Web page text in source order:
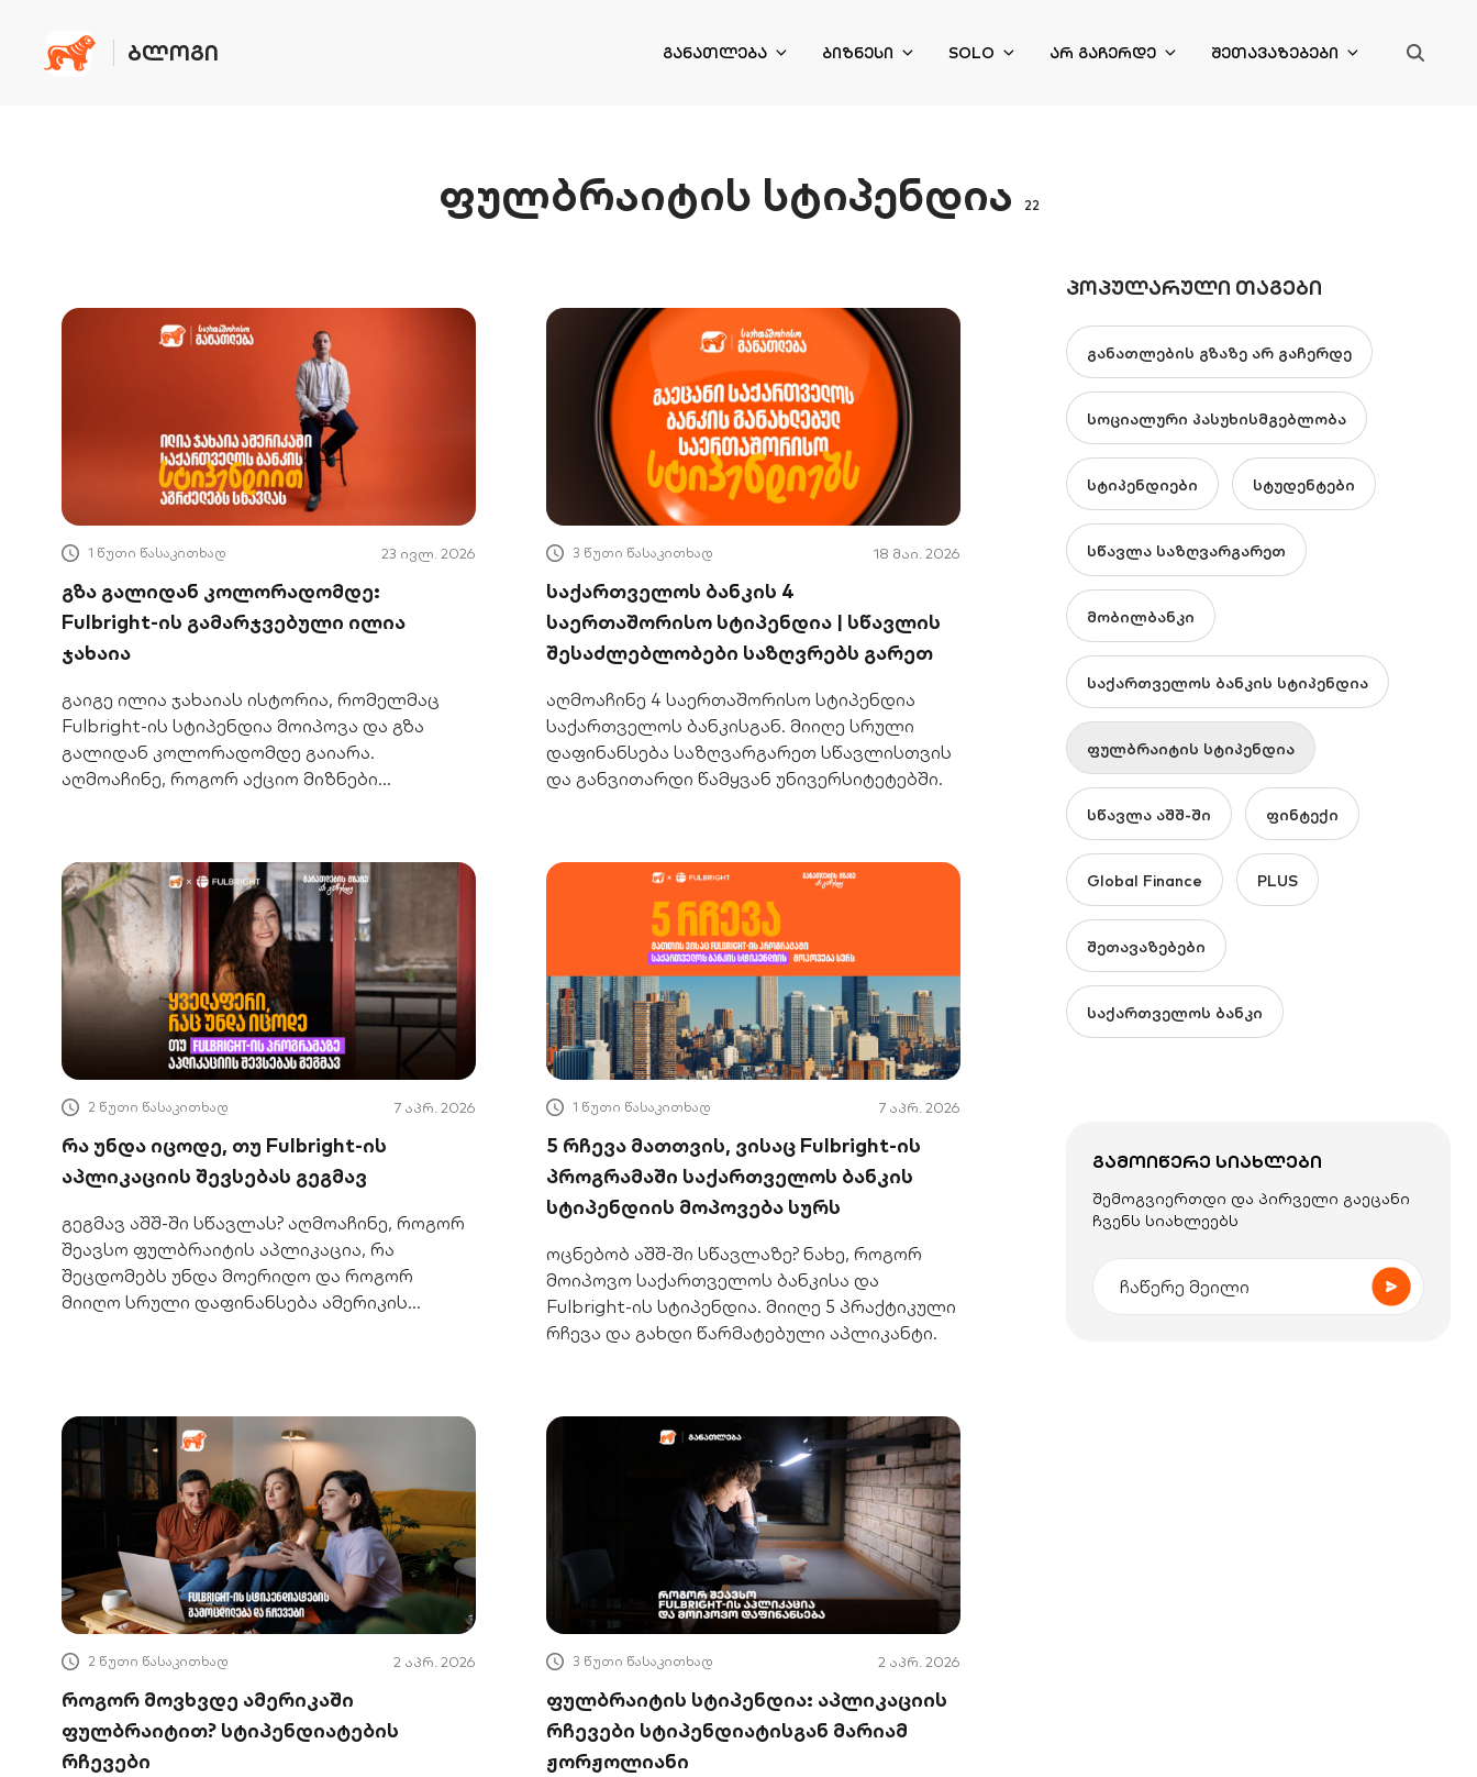
ᲑᲚᲝᲒᲘ ᲒᲐᲜᲐᲗᲚᲔᲑᲐ ᲑᲘᲖᲜᲔᲡᲘ SOLO ᲐᲠ ᲒᲐᲩᲔᲠᲓᲔ ᲨᲔᲗᲐᲕᲐᲖᲔᲑᲔᲑᲘ
ფულბრაიტის სტიპენდია 22
1 წუთი წასაკითხად 23 ივლ. 2026
გზა გალიდან კოლორადომდე:
Fulbright-ის გამარჯვებული ილია
ჯახაია
გაიგე ილია ჯახაიას ისტორია, რომელმაც
Fulbright-ის სტიპენდია მოიპოვა და გზა
გალიდან კოლორადომდე გაიარა.
აღმოაჩინე, როგორ აქციო მიზნები
3 წუთი წასაკითხად 18 მაი. 2026
საქართველოს ბანკის 4
საერთაშორისო სტიპენდია | სწავლის
შესაძლებლობები საზღვრებს გარეთ
აღმოაჩინე 4 საერთაშორისო სტიპენდია
საქართველოს ბანკისგან. მიიღე სრული
დაფინანსება საზღვარგარეთ სწავლისთვის
და განვითარდი წამყვან უნივერსიტეტებში.
2 წუთი წასაკითხად 7 აპრ. 2026
რა უნდა იცოდე, თუ Fulbright-ის
აპლიკაციის შევსებას გეგმავ
გეგმავ აშშ-ში სწავლას? აღმოაჩინე, როგორ
შეავსო ფულბრაიტის აპლიკაცია, რა
შეცდომებს უნდა მოერიდო და როგორ
მიიღო სრული დაფინანსება ამერიკის
1 წუთი წასაკითხად 7 აპრ. 2026
5 რჩევა მათთვის, ვისაც Fulbright-ის
პროგრამაში საქართველოს ბანკის
სტიპენდიის მოპოვება სურს
ოცნებობ აშშ-ში სწავლაზე? ნახე, როგორ
მოიპოვო საქართველოს ბანკისა და
Fulbright-ის სტიპენდია. მიიღე 5 პრაქტიკული
რჩევა და გახდი წარმატებული აპლიკანტი.
2 წუთი წასაკითხად 2 აპრ. 2026
როგორ მოვხვდე ამერიკაში
ფულბრაიტით? სტიპენდიატების
რჩევები
3 წუთი წასაკითხად 2 აპრ. 2026
ფულბრაიტის სტიპენდია: აპლიკაციის
რჩევები სტიპენდიატისგან მარიამ
ჟორჟოლიანი
ᲞᲝᲞᲣᲚᲐᲠᲣᲚᲘ ᲗᲐᲒᲔᲑᲘ
განათლების გზაზე არ გაჩერდე
სოციალური პასუხისმგებლობა
სტიპენდიები სტუდენტები
სწავლა საზღვარგარეთ
მობილბანკი
საქართველოს ბანკის სტიპენდია
ფულბრაიტის სტიპენდია
სწავლა აშშ-ში ფინტექი
Global Finance PLUS
შეთავაზებები
საქართველოს ბანკი
ᲒᲐᲛᲝᲘᲬᲔᲠᲔ ᲡᲘᲐᲮᲚᲔᲑᲘ
შემოგვიერთდი და პირველი გაეცანი
ჩვენს სიახლეებს